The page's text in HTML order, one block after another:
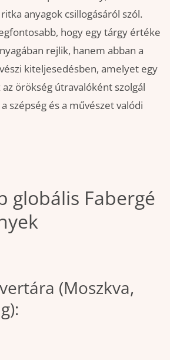
anyagok csillogásáról szól.
hogy egy tárgy értéke
rejlik, hanem abban a
kiteljesedésben, amelyet egy
örökség útravalóként szolgál
szépség és a művészet valódi
globális Fabergé
(Moszkva,